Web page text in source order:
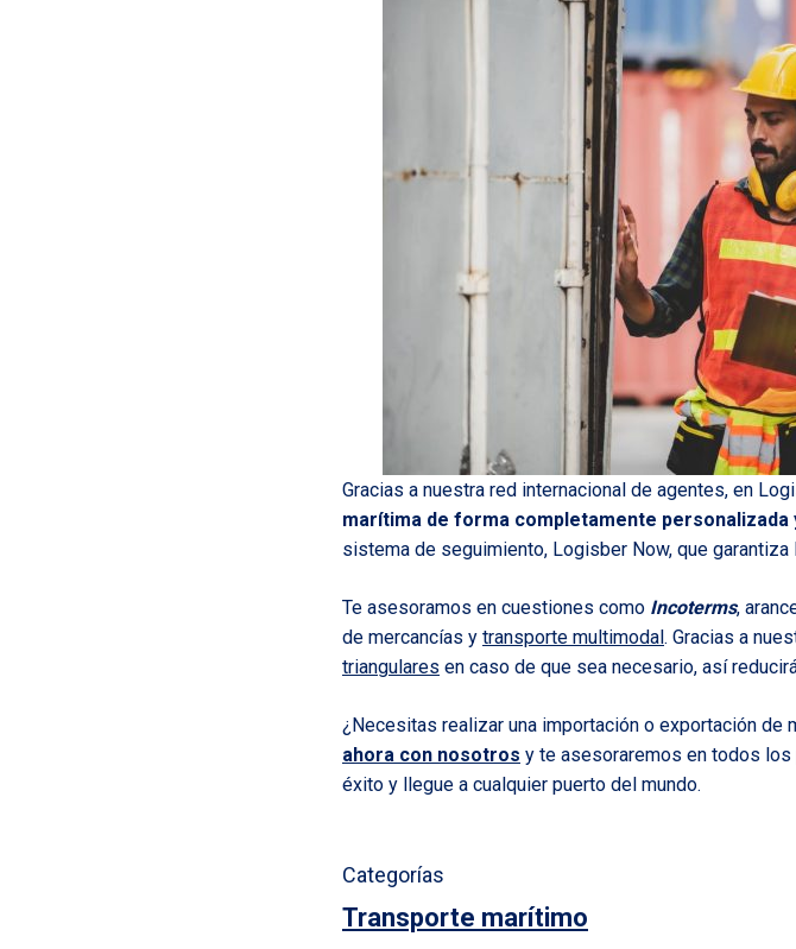
Gracias a nuestra red internacional de agentes, en
marítima de forma completamente personalizada
sistema de seguimiento, Logisber Now, que
Te asesoramos en cuestiones como Incoterms,
de mercancías y transporte multimodal. Gracias a
triangulares en caso de que sea necesario, así
¿Necesitas realizar una importación o exportación de
ahora con nosotros y te asesoraremos en todos
éxito y llegue a cualquier puerto del mundo.
Categorías
Transporte marítimo